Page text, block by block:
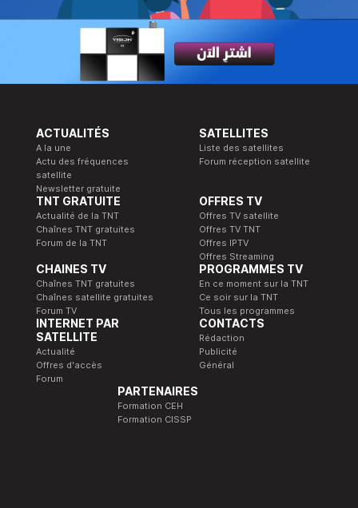
ACTUALITÉS
A la une
Actu des fréquences
satellite
Newsletter gratuite
SATELLITES
Liste des satellites
Forum réception satellite
TNT GRATUITE
Actualité de la TNT
Chaînes TNT gratuites
Forum de la TNT
OFFRES TV
Offres TV satellite
Offres TV TNT
Offres IPTV
Offres Streaming
CHAINES TV
Chaînes TNT gratuites
Chaînes satellite gratuites
Forum TV
PROGRAMMES TV
En ce moment sur la TNT
Ce soir sur la TNT
Tous les programmes
INTERNET PAR
SATELLITE
Actualité
Offres d'accès
Forum
CONTACTS
Rédaction
Publicité
Général
PARTENAIRES
Formation CEH
Formation CISSP